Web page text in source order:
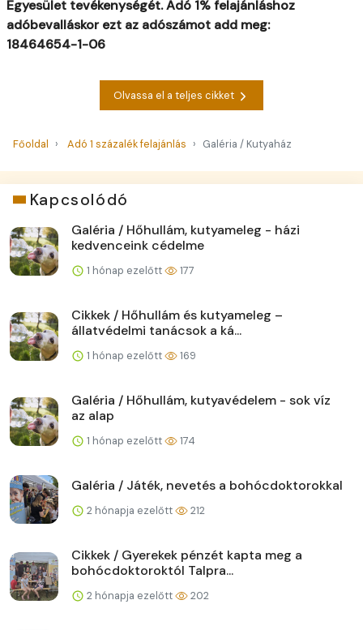
Egyesület tevékenységét.Adó 1% felajánláshoz
adóbevalláskor ezt az adószámot add meg:
18464654-1-06
Olvassa el a teljes cikket
Főoldal Adó 1 százalék felajánlás Galéria / Kutyaház
Kapcsolódó
Galéria / Hőhullám, kutyameleg - házi
kedvenceink cédelme
1 hónap ezelőtt 177
Cikkek / Hőhullám és kutyameleg –
állatvédelmi tanácsok a ká...
1 hónap ezelőtt 169
Galéria / Hőhullám, kutyavédelem - sok víz
az alap
1 hónap ezelőtt 174
Galéria / Játék, nevetés a bohócdoktorokkal
2 hónapja ezelőtt 212
Cikkek / Gyerekek pénzét kapta meg a
bohócdoktoroktól Talpra...
2 hónapja ezelőtt 202